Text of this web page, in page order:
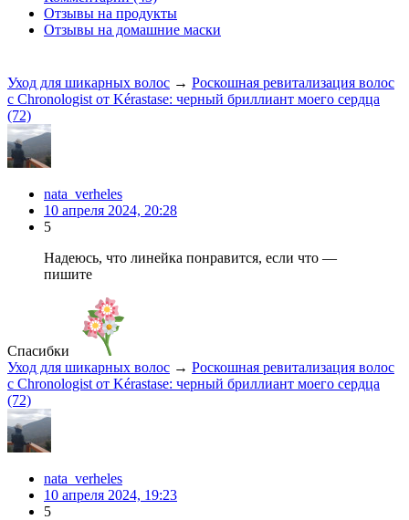
Отзывы на продукты
Отзывы на домашние маски
Уход для шикарных волос → Роскошная ревитализация волос
с Chronologist от Kérastase: черный бриллиант моего сердца
(72)
nata_verheles
10 апреля 2024, 20:28
5
Надеюсь, что линейка понравится, если что —
пишите
Спасибки
Уход для шикарных волос → Роскошная ревитализация волос
с Chronologist от Kérastase: черный бриллиант моего сердца
(72)
nata_verheles
10 апреля 2024, 19:23
5